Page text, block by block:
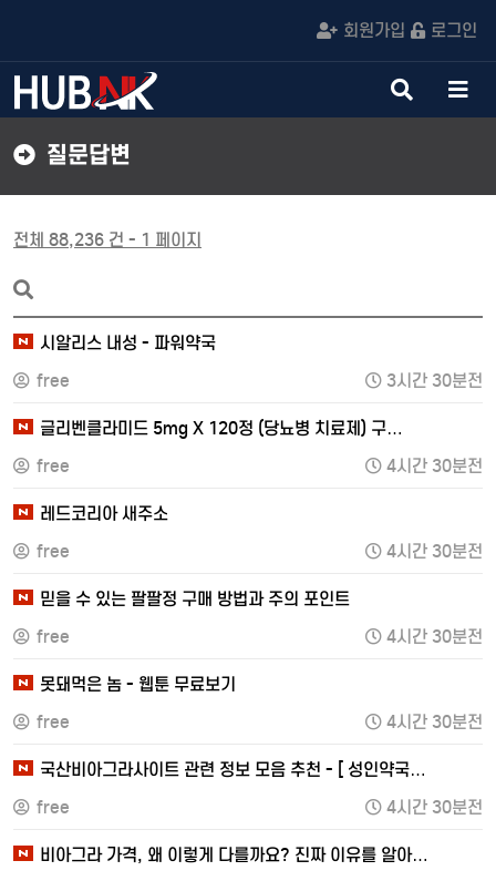
회원가입 로그인
검
색
메
뉴
질문답변
전체 88,236 건 - 1 페이지
시알리스 내성 - 파워약국
free
3시간 30분전
글리벤클라미드 5mg X 120정 (당뇨병 치료제) 구…
free
4시간 30분전
레드코리아 새주소
free
4시간 30분전
믿을 수 있는 팔팔정 구매 방법과 주의 포인트
free
4시간 30분전
못돼먹은 놈 - 웹툰 무료보기
free
4시간 30분전
국산비아그라사이트 관련 정보 모음 추천 - [ 성인약국…
free
4시간 30분전
비아그라 가격, 왜 이렇게 다를까요? 진짜 이유를 알아…